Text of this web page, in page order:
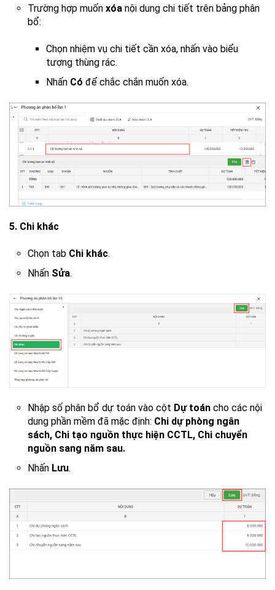
Trường hợp muốn xóa nội dung chi tiết trên bảng phân
bổ:
Chọn nhiệm vụ chi tiết cần xóa, nhấn vào biểu
tượng thùng rác.
Nhấn Có để chắc chắn muốn xóa.
5. Chi khác
Chọn tab Chi khác.
Nhấn Sửa.
Nhập số phân bổ dự toán vào cột Dự toán cho các nội
dung phần mềm đã mặc định: Chi dự phòng ngân
sách, Chi tạo nguồn thực hiện CCTL, Chi chuyển
nguồn sang năm sau.
Nhấn Lưu.